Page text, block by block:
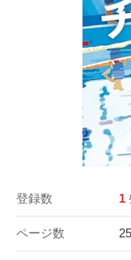
登録数 1
ページ数